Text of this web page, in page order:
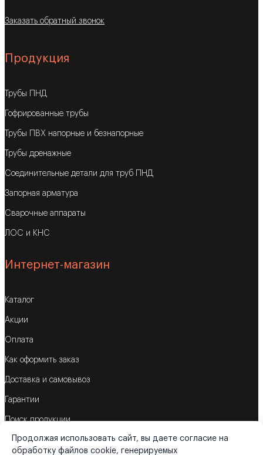
Заказать обратный звонок
Продукция
Трубы ПНД
Гофрированные трубы
Трубы ПВХ напорные и безнапорные
Трубы дренажные
Соединительные детали для труб ПНД
Запорная арматура
Сварочные аппараты
ЛОС и КНС
Интернет-магазин
Каталог
Акции
Оплата
Как оформить заказ
Доставка и самовывоз
Гарантии
Поиск продукции
Корзина
Продолжая использовать сайт, вы даете согласие на
обработку файлов cookie, генерируемых